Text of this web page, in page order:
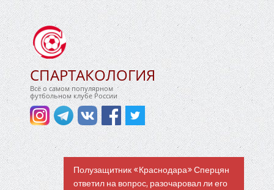
СПАРТАКОЛОГИЯ
Всё о самом популярном
футбольном клубе России
Полузащитник «Краснодара» Сперцян
ответил на вопрос, разочаровал ли его